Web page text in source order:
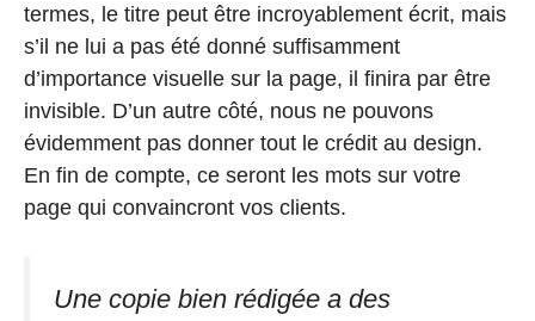
termes, le titre peut être incroyablement écrit, mais
s’il ne lui a pas été donné suffisamment
d’importance visuelle sur la page, il finira par être
invisible. D’un autre côté, nous ne pouvons
évidemment pas donner tout le crédit au design.
En fin de compte, ce seront les mots sur votre
page qui convaincront vos clients.
Une copie bien rédigée a des